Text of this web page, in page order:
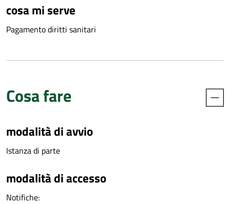
cosa mi serve
Pagamento diritti sanitari
Cosa fare
modalità di avvio
Istanza di parte
modalità di accesso
Notifiche: